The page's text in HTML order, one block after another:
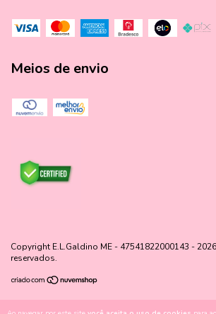
Meios de envio
Copyright E.L.Galdino ME - 47541822000143 -
reservados.